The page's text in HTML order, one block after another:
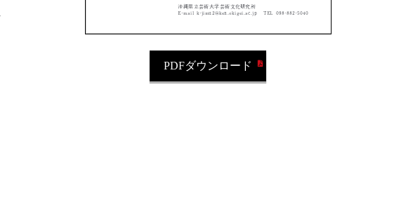
PDFダウンロード